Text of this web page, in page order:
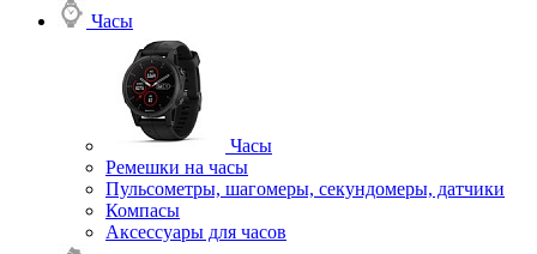
Часы
Часы
Ремешки на часы
Пульсометры, шагомеры, секундомеры, датчики
Компасы
Аксессуары для часов